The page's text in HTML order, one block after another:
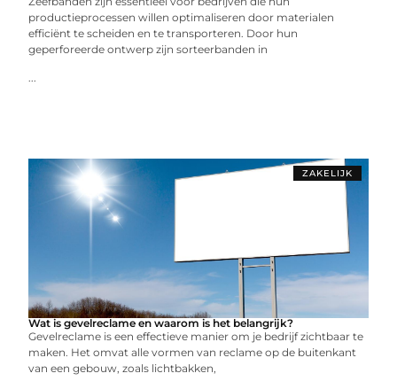
productieprocessen willen optimaliseren door materialen
efficiënt te scheiden en te transporteren. Door hun
geperforeerde ontwerp zijn sorteerbanden in
...
ZAKELIJK
Wat is gevelreclame en waarom is het belangrijk?
Gevelreclame is een effectieve manier om je bedrijf zichtbaar te
maken. Het omvat alle vormen van reclame op de buitenkant
van een gebouw, zoals lichtbakken,